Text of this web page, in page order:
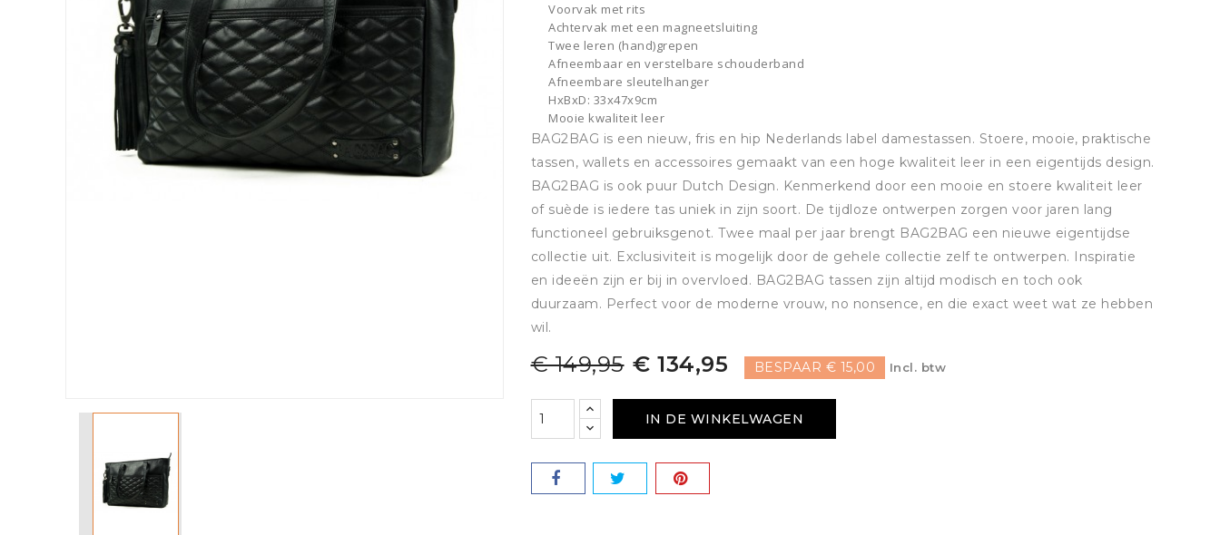
Voorvak met rits
Achtervak met een magneetsluiting
Twee leren (hand)grepen
Afneembaar en verstelbare schouderband
Afneembare sleutelhanger
HxBxD: 33x47x9cm
Mooie kwaliteit leer
BAG2BAG is een nieuw, fris en hip Nederlands label damestassen. Stoere, mooie, praktische
tassen, wallets en accessoires gemaakt van een hoge kwaliteit leer in een eigentijds design.
BAG2BAG is ook puur Dutch Design. Kenmerkend door een mooie en stoere kwaliteit leer
of suède is iedere tas uniek in zijn soort. De tijdloze ontwerpen zorgen voor jaren lang
functioneel gebruiksgenot. Twee maal per jaar brengt BAG2BAG een nieuwe eigentijdse
collectie uit. Exclusiviteit is mogelijk door de gehele collectie zelf te ontwerpen. Inspiratie
en ideeën zijn er bij in overvloed. BAG2BAG tassen zijn altijd modisch en toch ook
duurzaam. Perfect voor de moderne vrouw, no nonsence, en die exact weet wat ze hebben
wil.
€ 149,95 € 134,95 BESPAAR € 15,00 Incl. btw
IN DE WINKELWAGEN